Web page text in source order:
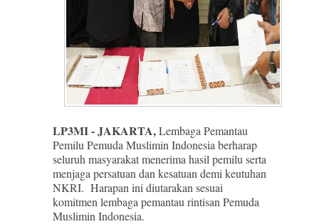
LP3MI - JAKARTA,Lembaga Pemantau
Pemilu Pemuda Muslimin Indonesia berharap
seluruh masyarakat menerima hasil pemilu serta
menjaga persatuan dan kesatuan demi keutuhan
NKRI. Harapan ini diutarakan sesuai
komitmen lembaga pemantau rintisan Pemuda
Muslimin Indonesia.